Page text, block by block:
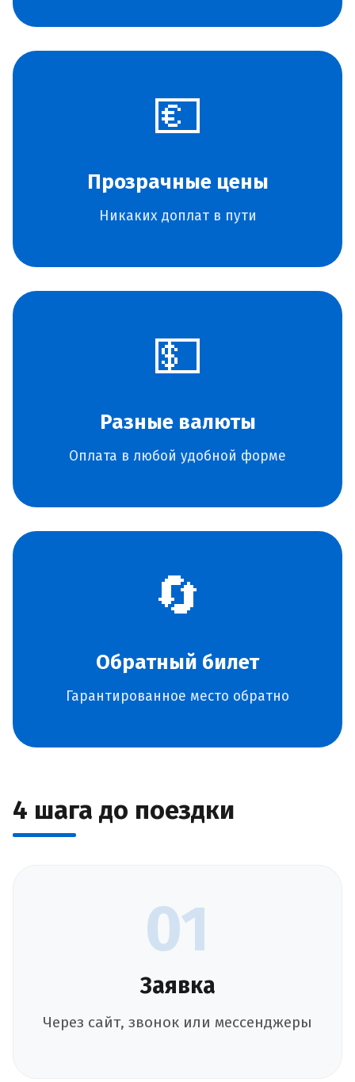
💶
Прозрачные цены
Никаких доплат в пути
💵
Разные валюты
Оплата в любой удобной форме
🔄
Обратный билет
Гарантированное место обратно
4 шага до поездки
01
Заявка
Через сайт, звонок или мессенджеры